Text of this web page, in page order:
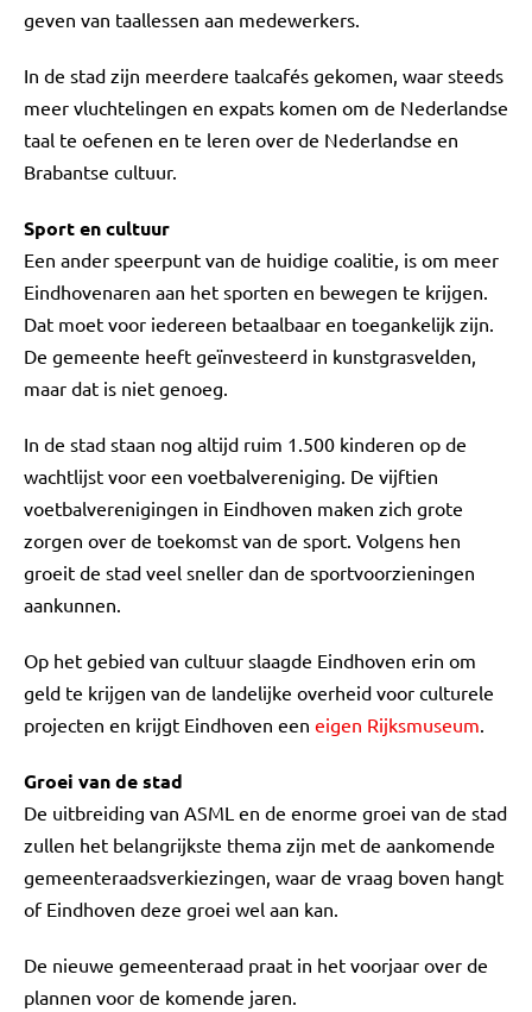
geven van taallessen aan medewerkers.
In de stad zijn meerdere taalcafés gekomen, waar steeds
meer vluchtelingen en expats komen om de Nederlandse
taal te oefenen en te leren over de Nederlandse en
Brabantse cultuur.
Sport en cultuur
Een ander speerpunt van de huidige coalitie, is om meer
Eindhovenaren aan het sporten en bewegen te krijgen.
Dat moet voor iedereen betaalbaar en toegankelijk zijn.
De gemeente heeft geïnvesteerd in kunstgrasvelden,
maar dat is niet genoeg.
In de stad staan nog altijd ruim 1.500 kinderen op de
wachtlijst voor een voetbalvereniging. De vijftien
voetbalverenigingen in Eindhoven maken zich grote
zorgen over de toekomst van de sport. Volgens hen
groeit de stad veel sneller dan de sportvoorzieningen
aankunnen.
Op het gebied van cultuur slaagde Eindhoven erin om
geld te krijgen van de landelijke overheid voor culturele
projecten en krijgt Eindhoven een eigen Rijksmuseum.
Groei van de stad
De uitbreiding van ASML en de enorme groei van de stad
zullen het belangrijkste thema zijn met de aankomende
gemeenteraadsverkiezingen, waar de vraag boven hangt
of Eindhoven deze groei wel aan kan.
De nieuwe gemeenteraad praat in het voorjaar over de
plannen voor de komende jaren.